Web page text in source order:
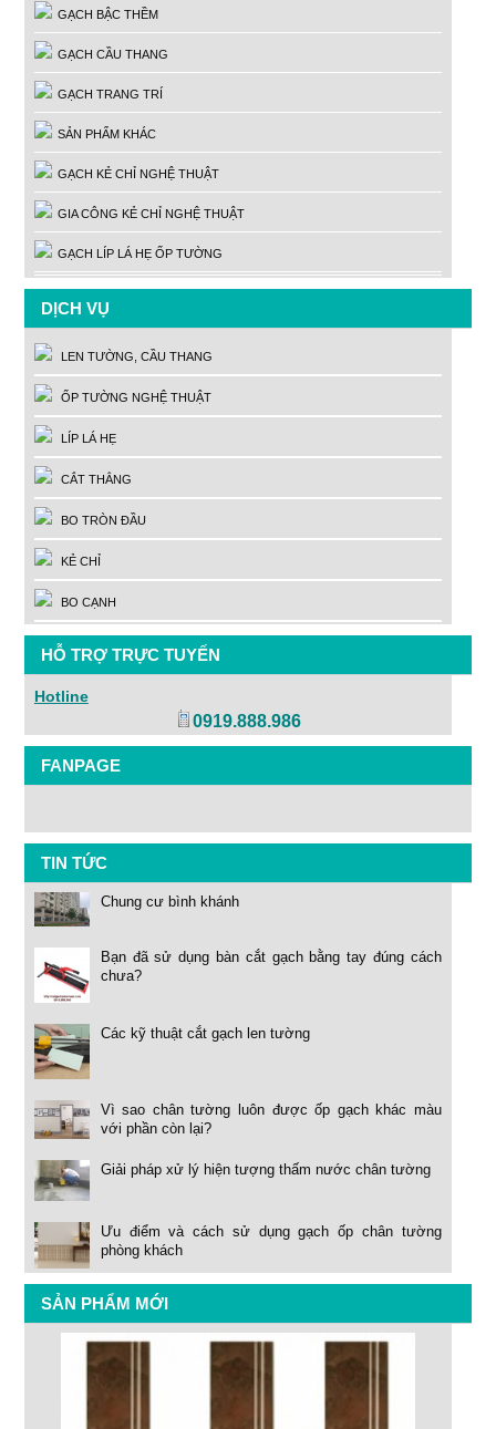
GẠCH BẬC THỀM
GẠCH CẦU THANG
GẠCH TRANG TRÍ
SẢN PHẨM KHÁC
GẠCH KẺ CHỈ NGHỆ THUẬT
GIA CÔNG KẺ CHỈ NGHỆ THUẬT
GẠCH LÍP LÁ HẸ ỐP TƯỜNG
DỊCH VỤ
LEN TƯỜNG, CẦU THANG
ỐP TƯỜNG NGHỆ THUẬT
LÍP LÁ HẸ
CẮT THẲNG
BO TRÒN ĐẦU
KẺ CHỈ
BO CẠNH
HỖ TRỢ TRỰC TUYẾN
Hotline
0919.888.986
FANPAGE
TIN TỨC
Chung cư bình khánh
Bạn đã sử dụng bàn cắt gạch bằng tay đúng cách
chưa?
Các kỹ thuật cắt gạch len tường
Vì sao chân tường luôn được ốp gạch khác màu
với phần còn lại?
Giải pháp xử lý hiện tượng thấm nước chân tường
Ưu điểm và cách sử dụng gạch ốp chân tường
phòng khách
SẢN PHẨM MỚI